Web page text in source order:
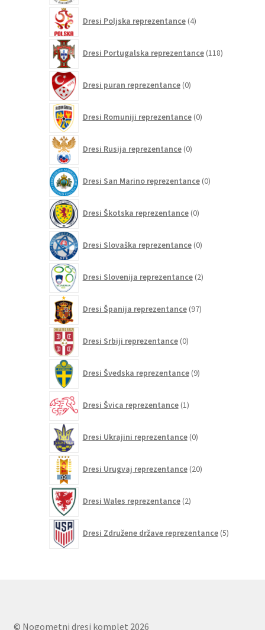
Dresi Poljska reprezentance 4izdelki
Dresi Portugalska reprezentance 118izdelkov
Dresi puran reprezentance 0izdelkov
Dresi Romuniji reprezentance 0izdelkov
Dresi Rusija reprezentance 0izdelkov
Dresi San Marino reprezentance 0izdelkov
Dresi Škotska reprezentance 0izdelkov
Dresi Slovaška reprezentance 0izdelkov
Dresi Slovenija reprezentance 2izdelka
Dresi Španija reprezentance 97izdelkov
Dresi Srbiji reprezentance 0izdelkov
Dresi Švedska reprezentance 9izdelkov
Dresi Švica reprezentance 1izdelek
Dresi Ukrajini reprezentance 0izdelkov
Dresi Urugvaj reprezentance 20izdelkov
Dresi Wales reprezentance 2izdelka
Dresi Združene države reprezentance 5izdelkov
© Nogometni dresi komplet 2026